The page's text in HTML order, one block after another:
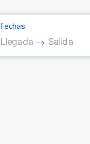
Fechas
Press the down
Llegada
Press
Salida